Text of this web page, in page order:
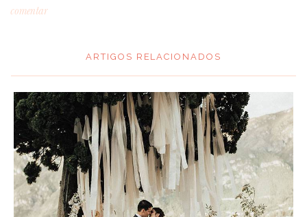
comentar
NOME*:
ARTIGOS RELACIONADOS